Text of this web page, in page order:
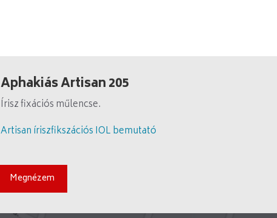
Aphakiás Artisan 205
Írisz fixációs műlencse.
Artisan íriszfikszációs IOL bemutató
Megnézem